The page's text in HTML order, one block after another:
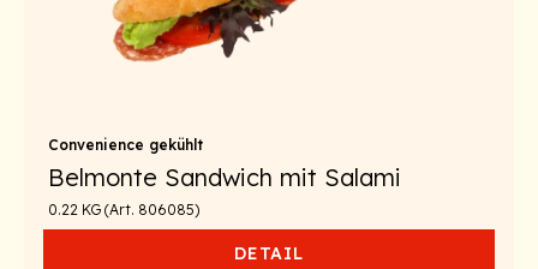
Convenience gekühlt
Belmonte Sandwich mit Salami
0.22 KG (Art. 806085)
DETAIL